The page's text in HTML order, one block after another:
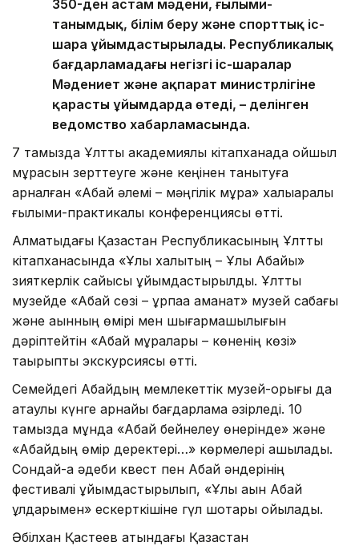
350-ден астам мәдени, ғылыми-
танымдық, білім беру және спорттық іс-
шара ұйымдастырылады. Республикалық
бағдарламадағы негізгі іс-шаралар
Мәдениет және ақпарат министрлігіне
қарасты ұйымдарда өтеді, – делінген
ведомство хабарламасында.
7 тамызда Ұлттық академиялық кітапханада ойшыл
мұрасын зерттеуге және кеңінен танытуға
арналған «Абай әлемі – мәңгілік мұра» халықаралық
ғылыми-практикалық конференциясы өтті.
Алматыдағы Қазақстан Республикасының Ұлттық
кітапханасында «Ұлы халықтың – Ұлы Абайы»
зияткерлік сайысы ұйымдастырылды. Ұлттық
музейде «Абай сөзі – ұрпаққа аманат» музей сабағы
және ақынның өмірі мен шығармашылығын
дәріптейтін «Абай мұралары – көненің көзі»
тақырыптық экскурсиясы өтті.
Семейдегі Абайдың мемлекеттік музей-қорығы да
атаулы күнге арнайы бағдарлама әзірледі. 10
тамызда мұнда «Абай бейнелеу өнерінде» және
«Абайдың өмір деректері…» көрмелері ашылады.
Сондай-ақ әдеби квест пен Абай әндерінің
фестивалі ұйымдастырылып, «Ұлы ақын Абай
ұлдарымен» ескерткішіне гүл шоқтары қойылады.
Әбілхан Қастеев атындағы Қазақстан